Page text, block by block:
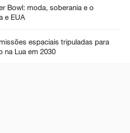
Bowl: moda, soberania e o
e EUA
espaciais tripuladas para
na Lua em 2030